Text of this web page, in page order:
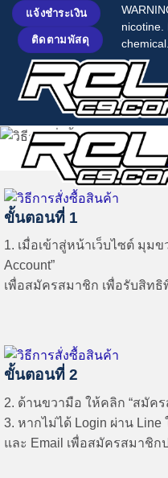
ข้าม
เนื้อหา
แจ้งชำระเงิน
ติดตามพัสดุ
nicotine.
chemical.
ขั้นตอนที่ 1
1. เมื่อเข้าสู่หน้าเว็บไซต์ มุม
Account”
เพื่อสมัครสมาชิก เพื่อรับสิทธิ
ขั้นตอนที่ 2
2. ด้านขวามือ ให้คลิก “สมัค
3. หากไม่ได้ Login ผ่าน Line
และ Email เพื่อสมัครสมาชิก